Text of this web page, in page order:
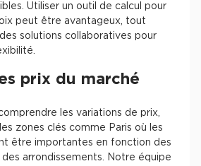
Utiliser un outil de calcul pour
peut être avantageux, tout
solutions collaboratives pour
prix du marché
les variations de prix,
zones clés comme Paris où les
être importantes en fonction des
arrondissements. Notre équipe